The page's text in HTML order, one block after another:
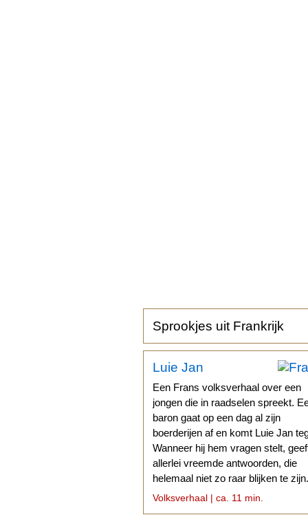
Sprookjes uit Frankrijk
Luie Jan
Een Frans volksverhaal over een
jongen die in raadselen spreekt.
baron gaat op een dag al zijn
boerderijen af en komt Luie Jan
Wanneer hij hem vragen stelt,
allerlei vreemde antwoorden, die
helemaal niet zo raar blijken te zijn.
Volksverhaal | ca. 11 min.